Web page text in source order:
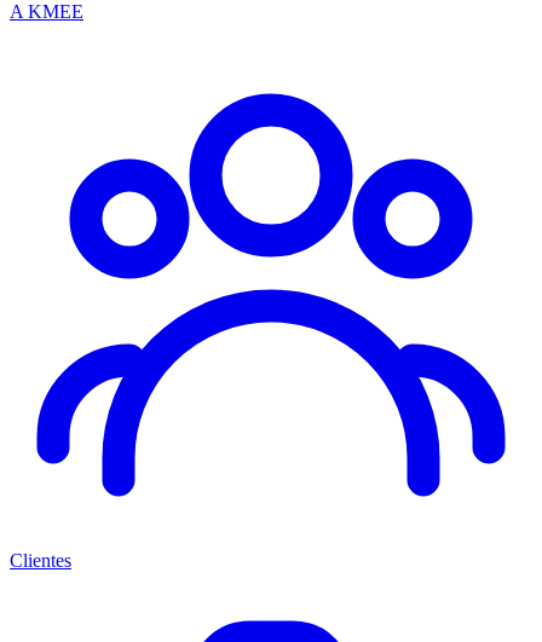
A KMEE
Clientes